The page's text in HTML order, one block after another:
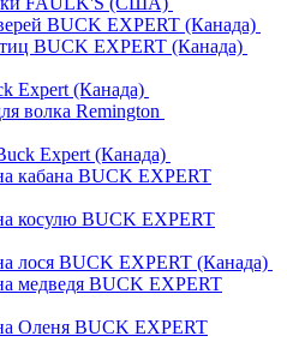
BUCK EXPERT (Канада)
BUCK EXPERT (Канада)
Expert (Канада)
волка Remington
Expert (Канада)
кабана BUCK EXPERT
косулю BUCK EXPERT
лося BUCK EXPERT (Канада)
медведя BUCK EXPERT
Оленя BUCK EXPERT